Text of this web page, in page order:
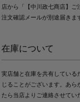
店から「【中川政七商店】
注文確認メールが別途届きま
在庫について
実店舗と在庫を共有している
じることがございます。あら
たら当店よりご連絡させてい